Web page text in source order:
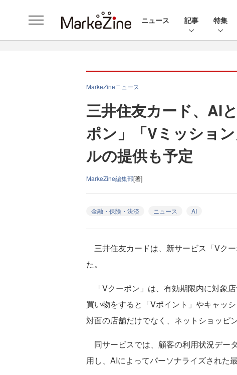
ニュース 記事 特集
MarkeZineニュース
三井住友カード、AI
ポン」「Vミッショ
ルの提供も予定
MarkeZine編集部[著]
金融・保険・決済 ニュース AI
三井住友カードは、新サービス「Vク
た。
「Vクーポン」は、有効期限内に対象
買い物をすると「Vポイント」やキャッ
対面の店舗だけでなく、ネットショッピ
同サービスでは、顧客の利用状況デー
用し、AIによってパーソナライズされた